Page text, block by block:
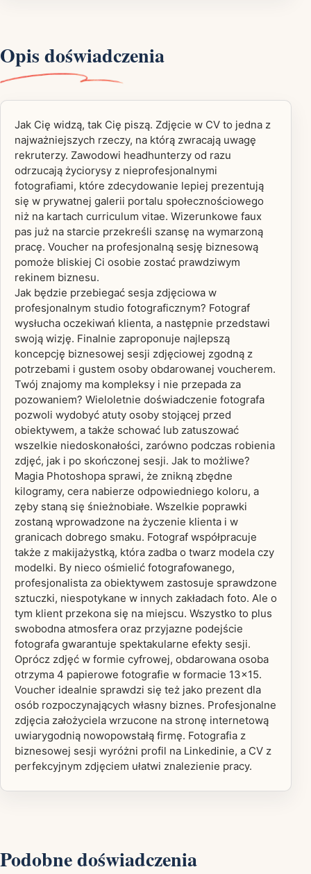
Opis doświadczenia
Jak Cię widzą, tak Cię piszą. Zdjęcie w CV to jedna z
najważniejszych rzeczy, na którą zwracają uwagę
rekruterzy. Zawodowi headhunterzy od razu
odrzucają życiorysy z nieprofesjonalnymi
fotografiami, które zdecydowanie lepiej prezentują
się w prywatnej galerii portalu społecznościowego
niż na kartach curriculum vitae. Wizerunkowe faux
pas już na starcie przekreśli szansę na wymarzoną
pracę. Voucher na profesjonalną sesję biznesową
pomoże bliskiej Ci osobie zostać prawdziwym
rekinem biznesu.
Jak będzie przebiegać sesja zdjęciowa w
profesjonalnym studio fotograficznym? Fotograf
wysłucha oczekiwań klienta, a następnie przedstawi
swoją wizję. Finalnie zaproponuje najlepszą
koncepcję biznesowej sesji zdjęciowej zgodną z
potrzebami i gustem osoby obdarowanej voucherem.
Twój znajomy ma kompleksy i nie przepada za
pozowaniem? Wieloletnie doświadczenie fotografa
pozwoli wydobyć atuty osoby stojącej przed
obiektywem, a także schować lub zatuszować
wszelkie niedoskonałości, zarówno podczas robienia
zdjęć, jak i po skończonej sesji. Jak to możliwe?
Magia Photoshopa sprawi, że znikną zbędne
kilogramy, cera nabierze odpowiedniego koloru, a
zęby staną się śnieżnobiałe. Wszelkie poprawki
zostaną wprowadzone na życzenie klienta i w
granicach dobrego smaku. Fotograf współpracuje
także z makijażystką, która zadba o twarz modela czy
modelki. By nieco ośmielić fotografowanego,
profesjonalista za obiektywem zastosuje sprawdzone
sztuczki, niespotykane w innych zakładach foto. Ale o
tym klient przekona się na miejscu. Wszystko to plus
swobodna atmosfera oraz przyjazne podejście
fotografa gwarantuje spektakularne efekty sesji.
Oprócz zdjęć w formie cyfrowej, obdarowana osoba
otrzyma 4 papierowe fotografie w formacie 13x15.
Voucher idealnie sprawdzi się też jako prezent dla
osób rozpoczynających własny biznes. Profesjonalne
zdjęcia założyciela wrzucone na stronę internetową
uwiarygodnią nowopowstałą firmę. Fotografia z
biznesowej sesji wyróżni profil na Linkedinie, a CV z
perfekcyjnym zdjęciem ułatwi znalezienie pracy.
Podobne doświadczenia